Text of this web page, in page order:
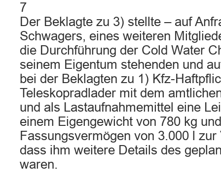
7
Der Beklagte zu 3) stellte – auf
Schwagers, eines weiteren
die Durchführung der Cold Water
seinem Eigentum stehenden und
bei der Beklagten zu 1) Kfz-
Teleskopradlader mit dem
und als Lastaufnahmemittel eine
einem Eigengewicht von 780 kg
Fassungsvermögen von 3.000 l zur
dass ihm weitere Details des
waren.